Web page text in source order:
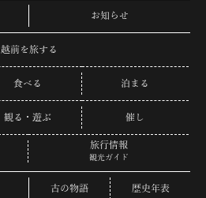
お知らせ
越前を旅する
食べる 泊まる
観る・遊ぶ 催し
旅行情報
観光ガイド
古の物語 歴史年表